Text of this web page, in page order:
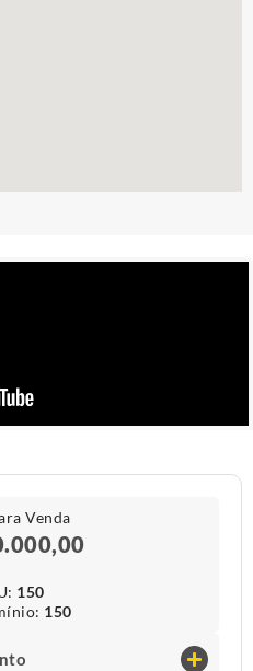
Venda
150
150